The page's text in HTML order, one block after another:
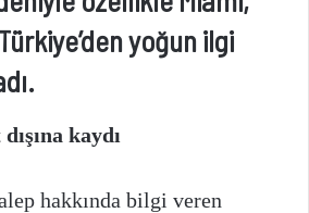
yoğun ilgi
kaydı
hakkında bilgi veren